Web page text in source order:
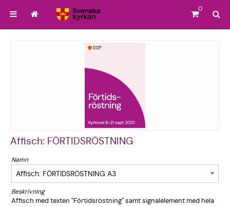
0
Affisch: FÖRTIDSRÖSTNING
Namn
Beskrivning
Affisch med texten "Förtidsrö­stning" samt signalelem­ent med hela